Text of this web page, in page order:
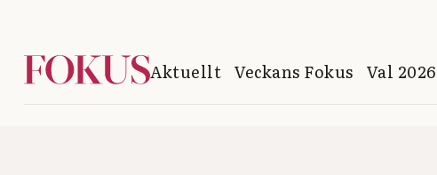
Aktuellt Veckans Fokus Val 2026